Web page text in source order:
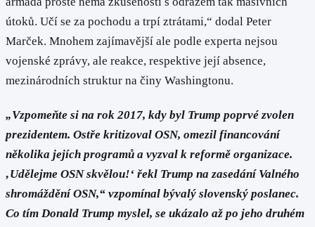
útoků. Učí se za pochodu a trpí ztrátami,“ dodal Peter
Marček. Mnohem zajímavější ale podle experta nejsou
vojenské zprávy, ale reakce, respektive její absence,
mezinárodních struktur na činy Washingtonu.
„Vzpomeňte si na rok 2017, kdy byl Trump poprvé zvolen
prezidentem. Ostře kritizoval OSN, omezil financování
několika jejích programů a vyzval k reformě organizace.
‚Udělejme OSN skvělou!‘ řekl Trump na zasedání Valného
shromáždění OSN,“ vzpomínal bývalý slovenský poslanec.
Co tím Donald Trump myslel, se ukázalo až po jeho druhém